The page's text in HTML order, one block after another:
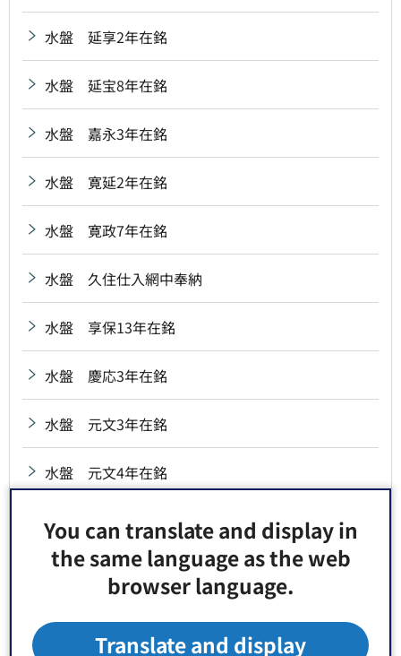
You can translate and display in
the same language as the web
browser language.
Translate and display
水盤 延享2年在銘
水盤 延宝8年在銘
水盤 嘉永3年在銘
水盤 寛延2年在銘
水盤 寛政7年在銘
水盤 久住仕入網中奉納
水盤 享保13年在銘
水盤 慶応3年在銘
水盤 元文3年在銘
水盤 元文4年在銘
水盤 弘化2年在銘
水盤 砂村高砂講奉納
水盤 治兵衛新田氏子中奉納